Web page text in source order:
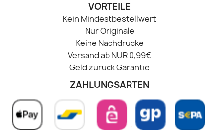
VORTEILE
Kein Mindestbestellwert
Nur Originale
Keine Nachdrucke
Versand ab NUR 0,99€
Geld zurück Garantie
ZAHLUNGSARTEN